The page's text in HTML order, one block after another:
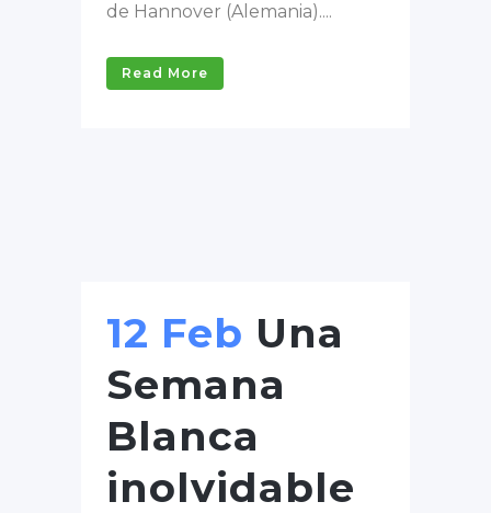
de Hannover (Alemania)....
Read More
12 Feb Una
Semana
Blanca
inolvidable